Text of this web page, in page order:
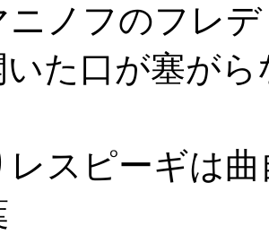
ニノフのフレ
いた口が塞が
レスピーギは